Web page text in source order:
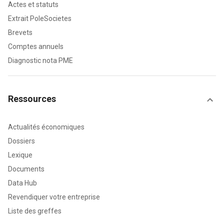
Actes et statuts
Extrait PoleSocietes
Brevets
Comptes annuels
Diagnostic nota PME
Ressources
Actualités économiques
Dossiers
Lexique
Documents
Data Hub
Revendiquer votre entreprise
Liste des greffes